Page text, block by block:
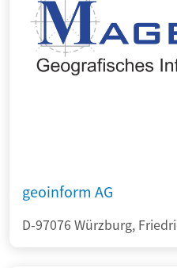
geoinform AG
D-97076 Würzburg,